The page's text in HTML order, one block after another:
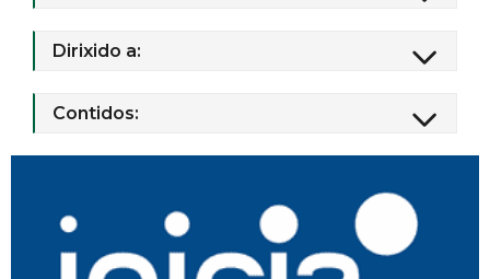
Dirixido a:
Contidos: